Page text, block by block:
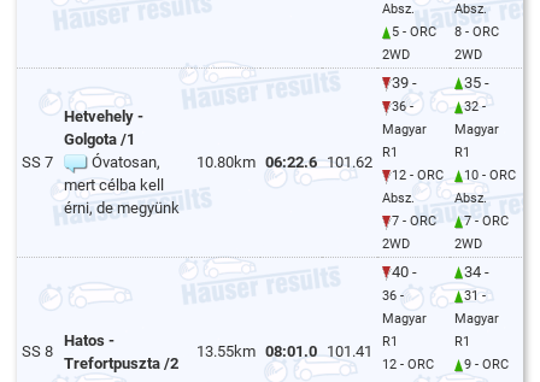
Absz.
5 - ORC
2WD
Absz.
8 - ORC
2WD
SS 7
Hetvehely -
Golgota /1
Óvatosan,
mert célba kell
érni, de megyünk
10.80km 06:22.6 101.62
39 -
36 -
Magyar
R1
12 - ORC
Absz.
7 - ORC
2WD
35 -
32 -
Magyar
R1
10 - ORC
Absz.
7 - ORC
2WD
SS 8
Hatos -
Trefortpuszta /2
13.55km 08:01.0 101.41
40 -
36 -
Magyar
R1
12 - ORC
34 -
31 -
Magyar
R1
9 - ORC